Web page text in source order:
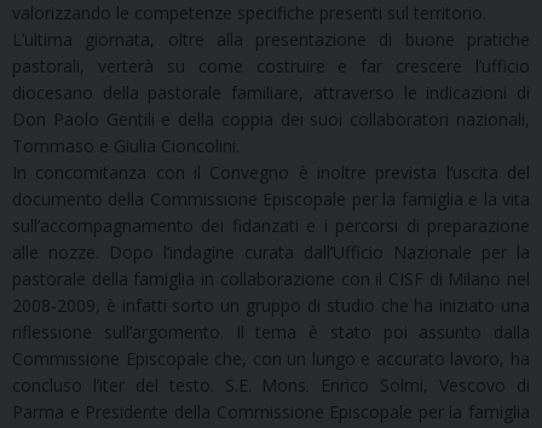
valorizzando le competenze specifiche presenti sul territorio.
L’ultima giornata, oltre alla presentazione di buone pratiche
pastorali, verterà su come costruire e far crescere l’ufficio
diocesano della pastorale familiare, attraverso le indicazioni di
Don Paolo Gentili e della coppia dei suoi collaboratori nazionali,
Tommaso e Giulia Cioncolini.
In concomitanza con il Convegno è inoltre prevista l’uscita del
documento della Commissione Episcopale per la famiglia e la vita
sull’accompagnamento dei fidanzati e i percorsi di preparazione
alle nozze. Dopo l’indagine curata dall’Ufficio Nazionale per la
pastorale della famiglia in collaborazione con il CISF di Milano nel
2008-2009, è infatti sorto un gruppo di studio che ha iniziato una
riflessione sull’argomento. Il tema è stato poi assunto dalla
Commissione Episcopale che, con un lungo e accurato lavoro, ha
concluso l’iter del testo. S.E. Mons. Enrico Solmi, Vescovo di
Parma e Presidente della Commissione Episcopale per la famiglia